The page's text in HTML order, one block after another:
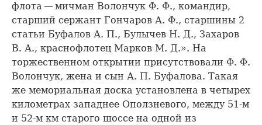
флота — мичман Волончук Ф. Ф., командир,
старший сержант Гончаров А. Ф., старшины 2
статьи Буфалов А. П., Булычев Н. Д., Захаров
В. А., краснофлотец Марков М. Д.». На
торжественном открытии присутствовали Ф. Ф.
Волончук, жена и сын А. П. Буфалова. Такая
же мемориальная доска установлена в четырех
километрах западнее Оползневого, между 51-м
и 52-м км старого шоссе на одной из